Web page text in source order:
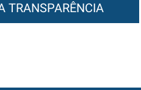
TRANSPARÊNCIA